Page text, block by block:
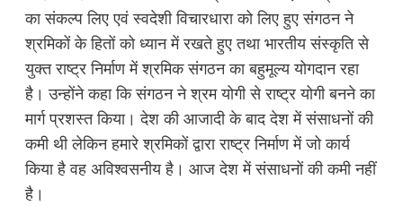
का संकल्प लिए एवं स्वदेशी विचारधारा को लिए हुए संगठन ने
श्रमिकों के हितों को ध्यान में रखते हुए तथा भारतीय संस्कृति से
युक्त राष्ट्र निर्माण में श्रमिक संगठन का बहुमूल्य योगदान रहा
है। उन्होंने कहा कि संगठन ने श्रम योगी से राष्ट्र योगी बनने का
मार्ग प्रशस्त किया। देश की आजादी के बाद देश में संसाधनों की
कमी थी लेकिन हमारे श्रमिकों द्वारा राष्ट्र निर्माण में जो कार्य
किया है वह अविश्वसनीय है। आज देश में संसाधनों की कमी नहीं
है।